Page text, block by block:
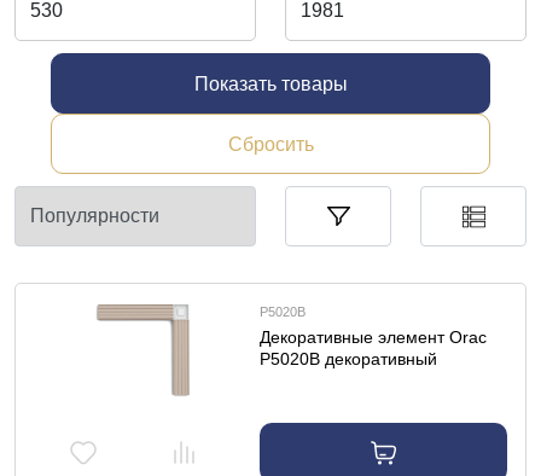
Показать товары
Сбросить
P5020B
Декоративные элемент Orac
P5020B декоративный